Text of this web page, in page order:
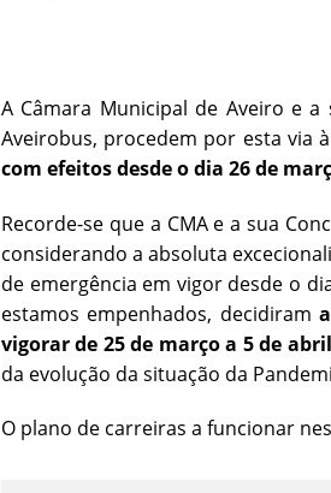
A Câmara Municipal de Aveiro e
Aveirobus, procedem por esta via
com efeitos desde o dia 26 de
Recorde-se que a CMA e a sua
considerando a absoluta
de emergência em vigor desde o
estamos empenhados, decidiram
vigorar de 25 de março a 5 de
da evolução da situação da
O plano de carreiras a funcionar